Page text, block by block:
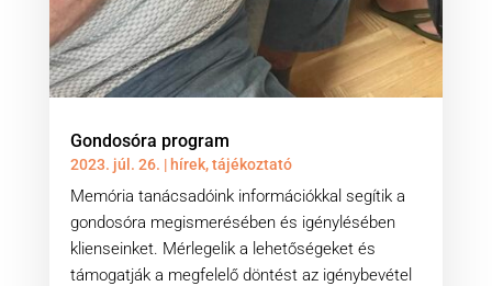
Gondosóra program
2023. júl. 26. | hírek,tájékoztató
Memória tanácsadóink információkkal segítik a
gondosóra megismerésében és igénylésében
klienseinket. Mérlegelik a lehetőségeket és
támogatják a megfelelő döntést az igénybevétel